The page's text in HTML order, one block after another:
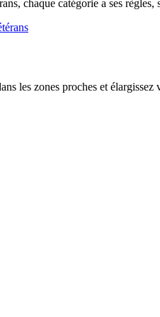
chaque catégorie a ses règles,
les zones proches et élargissez